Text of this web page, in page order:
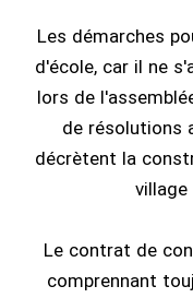
Les démarches
d'école, car il ne
lors de
de résolutions
décrètent la
village
Le contrat de
comprennant